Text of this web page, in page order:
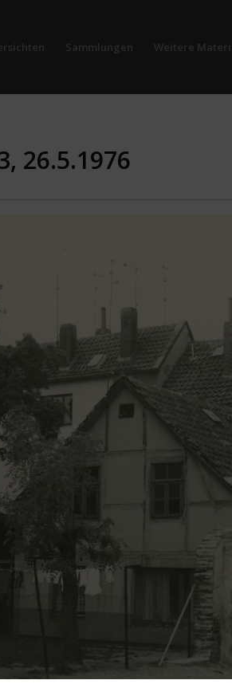
Sammlungen Weitere
26.5.1976